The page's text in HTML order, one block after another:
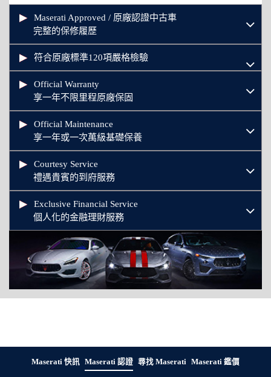
Maserati Approved / 原廠認證中古車
完整的保修履歷
符合原廠標準120項嚴格檢驗
Official Warranty
享一年不限里程原廠保固
Official Maintenance
享一年或一次萬級基礎保養
Courtesy Service
禮遇貴賓的到府服務
Exclusive Financial Service
個人化的金融理財服務
Maserati 快訊 Maserati 認證 尋找 Maserati Maserati 鑑價